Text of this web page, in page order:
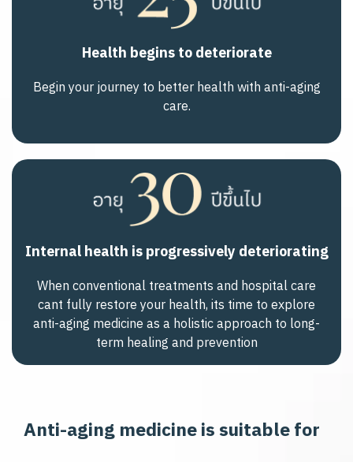
Health begins to deteriorate
Begin your journey to better health with anti-aging
care.
Internal health is progressively deteriorating
When conventional treatments and hospital care
cant fully restore your health, its time to explore
anti-aging medicine as a holistic approach to long-
term healing and prevention
Anti-agingmedicineissuitablefor